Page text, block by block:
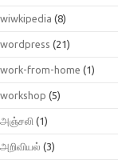
wiwkipedia (8)
wordpress (21)
work-from-home (1)
workshop (5)
அஞ்சலி (1)
அறிவியல் (3)